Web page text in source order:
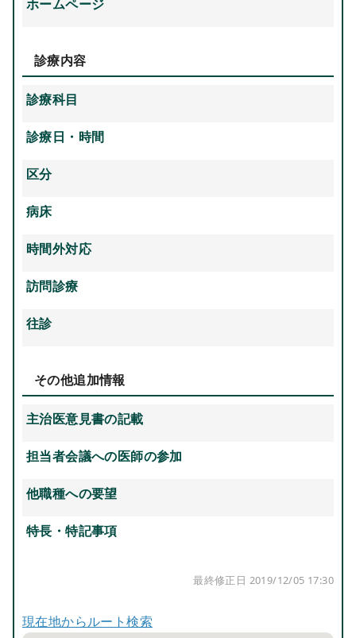
ホームページ
診療内容
診療科目
診療日・時間
区分
病床
時間外対応
訪問診療
往診
その他追加情報
主治医意見書の記載
担当者会議への医師の参加
他職種への要望
特長・特記事項
最終修正日 2019/12/05 17:30
現在地からルート検索